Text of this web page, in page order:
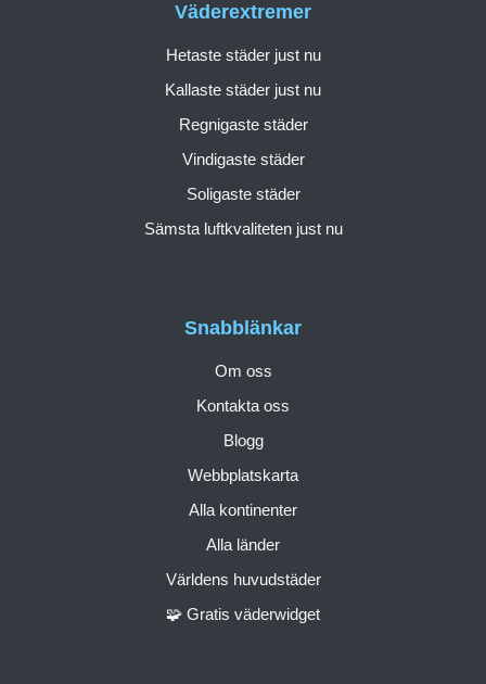
Snabblänkar
Om oss
Kontakta oss
Blogg
Webbplatskarta
Alla kontinenter
Alla länder
Världens huvudstäder
🧩 Gratis väderwidget
Väderextremer
Hetaste städer just nu
Kallaste städer just nu
Regnigaste städer
Vindigaste städer
Soligaste städer
Sämsta luftkvaliteten just nu